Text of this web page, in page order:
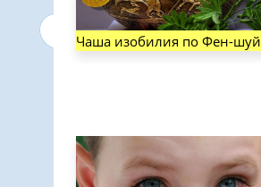
Чаша изобилия по Фен-шуй